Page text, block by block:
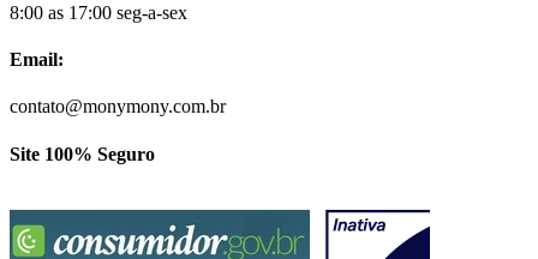
8:00 as 17:00 seg-a-sex
Email:
contato@monymony.com.br
Site 100% Seguro